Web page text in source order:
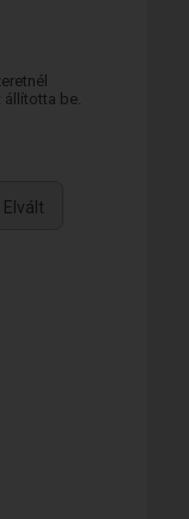
állította be.
Elvált